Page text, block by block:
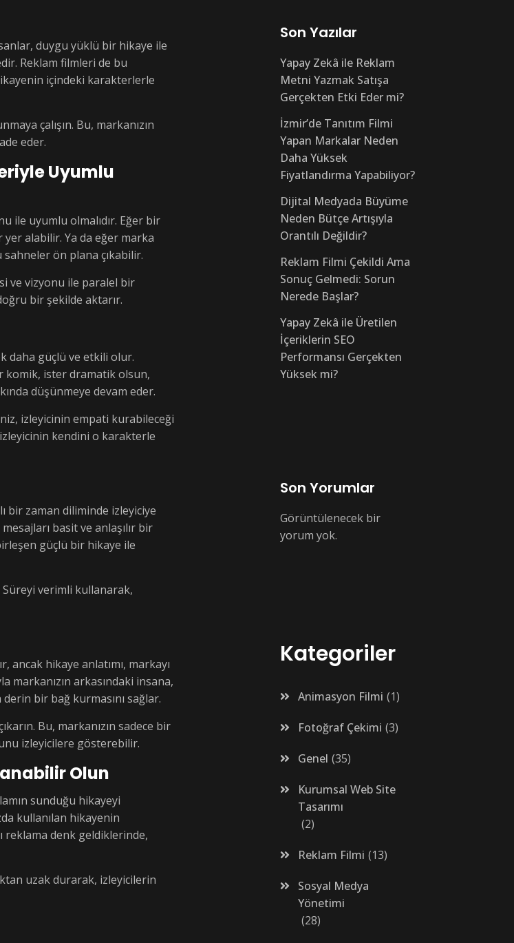
duygu yüklü bir hikaye ile
Reklam filmleri de bu
içindeki karakterlerle
çalışın. Bu, markanızın
eder.
Uyumlu
ile uyumlu olmalıdır. Eğer bir
alabilir. Ya da eğer marka
ön plana çıkabilir.
ve vizyonu ile paralel bir
bir şekilde aktarır.
daha güçlü ve etkili olur.
komik, ister dramatik olsun,
düşünmeye devam eder.
izleyicinin empati kurabileceği
kendini o karakterle
bir zaman diliminde izleyiciye
basit ve anlaşılır bir
güçlü bir hikaye ile
verimli kullanarak,
ancak hikaye anlatımı, markayı
markanızın arkasındaki insana,
bir bağ kurmasını sağlar.
Bu, markanızın sadece bir
izleyicilere gösterebilir.
Olun
sunduğu hikayeyi
kullanılan hikayenin
reklama denk geldiklerinde,
uzak durarak, izleyicilerin
Son Yazılar
Yapay Zekâ ile Reklam
Metni Yazmak Satışa
Gerçekten Etki Eder mi?
İzmir’de Tanıtım Filmi
Yapan Markalar Neden
Daha Yüksek
Fiyatlandırma Yapabiliyor?
Dijital Medyada Büyüme
Neden Bütçe Artışıyla
Orantılı Değildir?
Reklam Filmi Çekildi Ama
Sonuç Gelmedi: Sorun
Nerede Başlar?
Yapay Zekâ ile Üretilen
İçeriklerin SEO
Performansı Gerçekten
Yüksek mi?
Son Yorumlar
Görüntülenecek bir
yorum yok.
Kategoriler
Animasyon Filmi 1
Fotoğraf Çekimi 3
Genel 35
Kurumsal Web Site
Tasarımı
2
Reklam Filmi 13
Sosyal Medya
Yönetimi
28